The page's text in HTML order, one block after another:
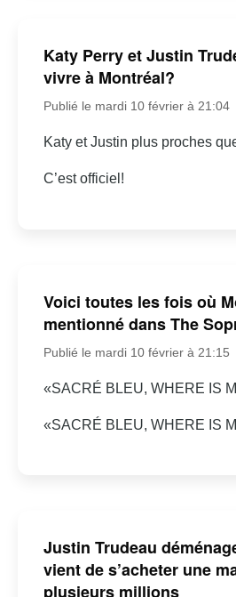
Katy Perry et Justin
vivre à Montréal?
Publié le mardi 10 février à 21:04
Katy et Justin plus proches
C’est officiel!
Voici toutes les fois où
mentionné dans The
Publié le mardi 10 février à 21:15
«SACRÉ BLEU, WHERE IS
«SACRÉ BLEU, WHERE IS
Justin Trudeau
vient de s’acheter une
plusieurs millions